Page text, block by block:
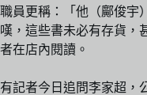
職員更稱：「他（鄺俊
嘆，這些書未必有存貨，
者在店內閱讀。
有記者今日追問李家超，